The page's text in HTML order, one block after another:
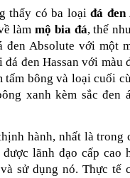
thấy có ba loại đá đen
làm mộ bia đá, thế
đen Absolute với một
đen Hassan với màu
tấm bông và loại cuối
xanh kèm sắc đen
hành, nhất là trong
lãnh đạo cấp cao
sử dụng nó. Thực tế